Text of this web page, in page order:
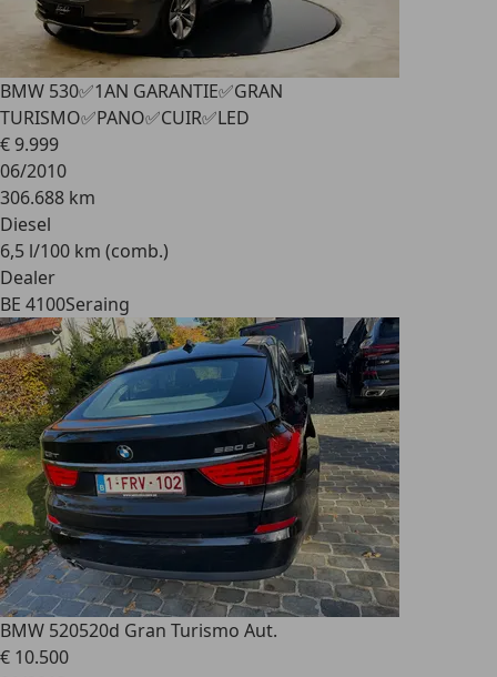
BMW 530✅1AN GARANTIE✅GRAN
TURISMO✅PANO✅CUIR✅LED
€ 9.999
06/2010
306.688 km
Diesel
6,5 l/100 km (comb.)
Dealer
BE 4100Seraing
BMW 520520d Gran Turismo Aut.
€ 10.500